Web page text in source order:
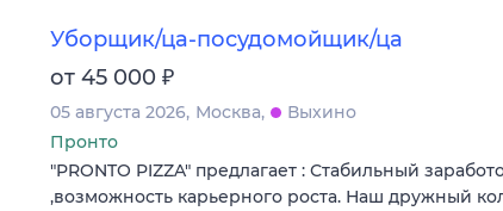
Уборщик/ца-посудомойщик/ца
от 45 000 ₽
05 августа 2026 Москва
Выхино
Пронто
"PRONTO PIZZA" предлагает : Стабильный
,возможность карьерного роста. Наш дружный